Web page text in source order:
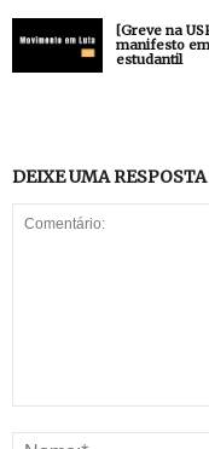
[Greve na
manifesto
estudantil
DEIXE UMA RESPOSTA